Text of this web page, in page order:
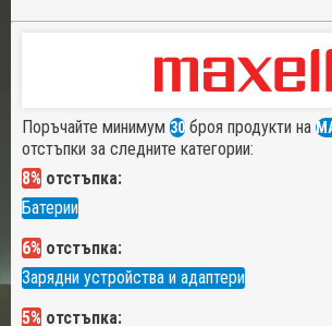
Поръчайте минимум 30 броя продукти на
отстъпки за следните категории:
8% отстъпка:
Батерии
6% отстъпка:
Зарядни устройства и адаптери
5% отстъпка: